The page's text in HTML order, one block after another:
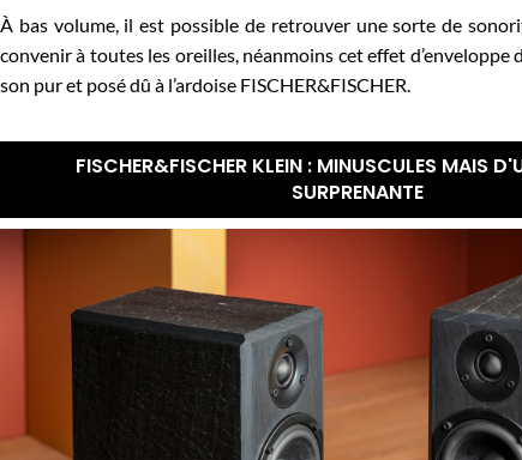
À bas volume, il est possible de retrouver une sorte de
convenir à toutes les oreilles, néanmoins cet effet
son pur et posé dû à l’ardoise FISCHER&FISCHER.
FISCHER&FISCHER KLEIN : MINUSCULES MAIS
SURPRENANTE